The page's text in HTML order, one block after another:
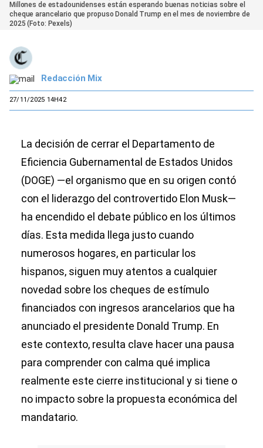
Millones de estadounidenses están esperando buenas noticias sobre el
cheque arancelario que propuso Donald Trump en el mes de noviembre de
2025 (Foto: Pexels)
Redacción Mix
27/11/2025 14H42
La decisión de cerrar el Departamento de
Eficiencia Gubernamental de Estados Unidos
(DOGE) —el organismo que en su origen contó
con el liderazgo del controvertido Elon Musk—
ha encendido el debate público en los últimos
días. Esta medida llega justo cuando
numerosos hogares, en particular los
hispanos, siguen muy atentos a cualquier
novedad sobre los cheques de estímulo
financiados con ingresos arancelarios que ha
anunciado el presidente Donald Trump. En
este contexto, resulta clave hacer una pausa
para comprender con calma qué implica
realmente este cierre institucional y si tiene o
no impacto sobre la propuesta económica del
mandatario.